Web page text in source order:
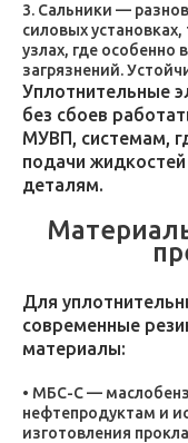
Сальники —
силовых установках,
узлах, где особенно
загрязнений.
Уплотнительные
без сбоев
МУВП, системам,
подачи
деталям.
Для
современные
материалы:
МБС-С —
нефтепродуктам и
изготовления